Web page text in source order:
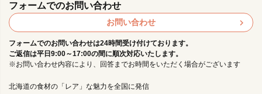
北海道の食材の「レア」な魅力を全国に発信
フォームでのお問い合わせ
お問い合わせ
フォームでのお問い合わせは24時間受け付けております。
ご返信は平日9:00～17:00の間に順次対応いたします。
※お問い合わせ内容により、回答までお時間をいただく場合がございます